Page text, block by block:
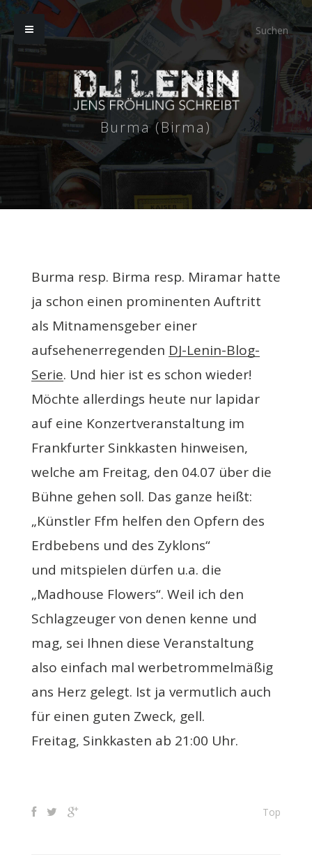
Burma (Birma)
Burma resp. Birma resp. Miramar hatte
ja schon einen prominenten Auftritt
als Mitnamensgeber einer
aufsehenerregenden DJ-Lenin-Blog-
Serie. Und hier ist es schon wieder!
Möchte allerdings heute nur lapidar
auf eine Konzertveranstaltung im
Frankfurter Sinkkasten hinweisen,
welche am Freitag, den 04.07 über die
Bühne gehen soll. Das ganze heißt:
„Künstler Ffm helfen den Opfern des
Erdbebens und des Zyklons“
und mitspielen dürfen u.a. die
„Madhouse Flowers“. Weil ich den
Schlagzeuger von denen kenne und
mag, sei Ihnen diese Veranstaltung
also einfach mal werbetrommelmäßig
ans Herz gelegt. Ist ja vermutlich auch
für einen guten Zweck, gell.
Freitag, Sinkkasten ab 21:00 Uhr.
Top